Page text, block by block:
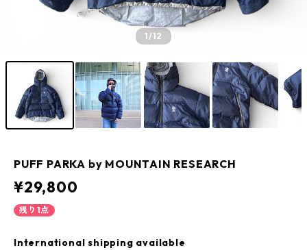
1/12
PUFF PARKA by MOUNTAIN RESEARCH
¥29,800
残り1点
International shipping available